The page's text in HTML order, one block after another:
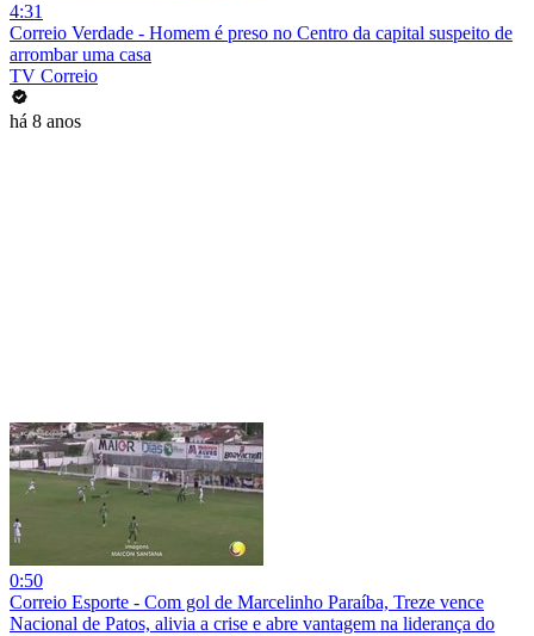
4:31
Correio Verdade - Homem é preso no Centro da capital suspeito de
arrombar uma casa
TV Correio
há 8 anos
0:50
Correio Esporte - Com gol de Marcelinho Paraíba, Treze vence
Nacional de Patos, alivia a crise e abre vantagem na liderança do